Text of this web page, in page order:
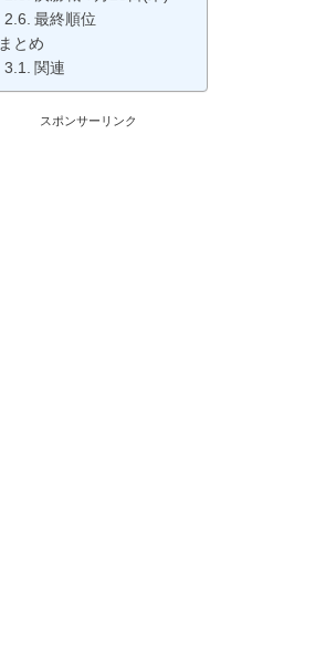
最終順位
まとめ
関連
スポンサーリンク